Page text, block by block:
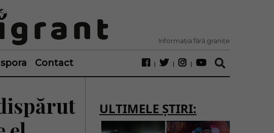
Informația fără granițe
Contact
ULTIMELE ȘTIRI: